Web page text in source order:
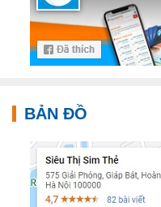
BẢN ĐỒ